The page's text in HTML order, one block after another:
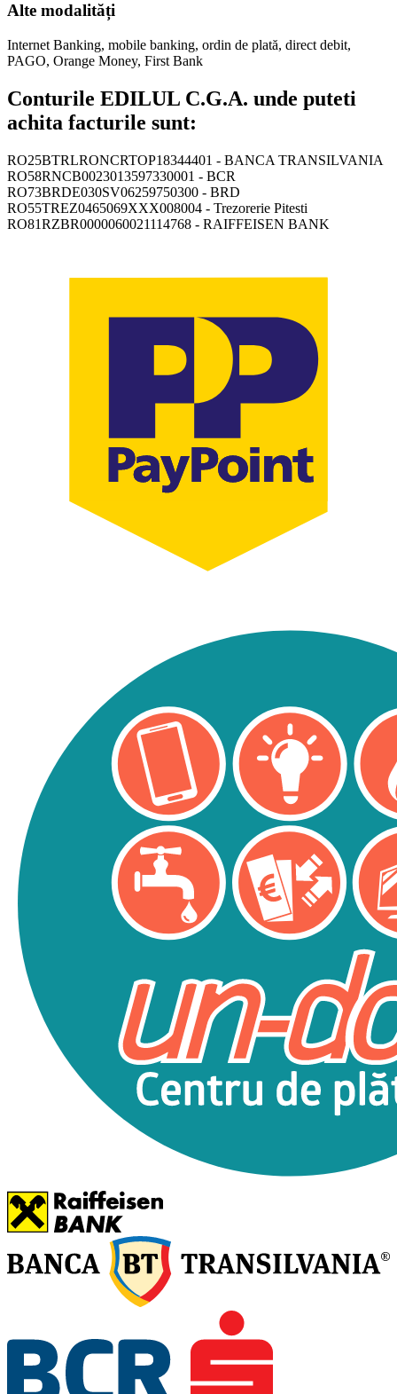
Alte modalități
Internet Banking, mobile banking, ordin de plată, direct debit,
PAGO, Orange Money, First Bank
Conturile EDILUL C.G.A. unde puteti
achita facturile sunt:
RO25BTRLRONCRTOP18344401 - BANCA TRANSILVANIA
RO58RNCB0023013597330001 - BCR
RO73BRDE030SV06259750300 - BRD
RO55TREZ0465069XXX008004 - Trezorerie Pitesti
RO81RZBR0000060021114768 - RAIFFEISEN BANK